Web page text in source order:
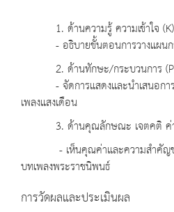
1. ด้านความรู้ ความเข้าใจ (K)
- อธิบายขั้นตอนการวางแผนก
2. ด้านทักษะ/กระบวนการ
- จัดการแสดงและนำเสนอการ
เพลงแสงเดือน
3. ด้านคุณลักษณะ เจตคติ ค่า
- เห็นคุณค่าและความสำคัญขอ
บทเพลงพระราชนิพนธ์
การวัดผลและประเมินผล